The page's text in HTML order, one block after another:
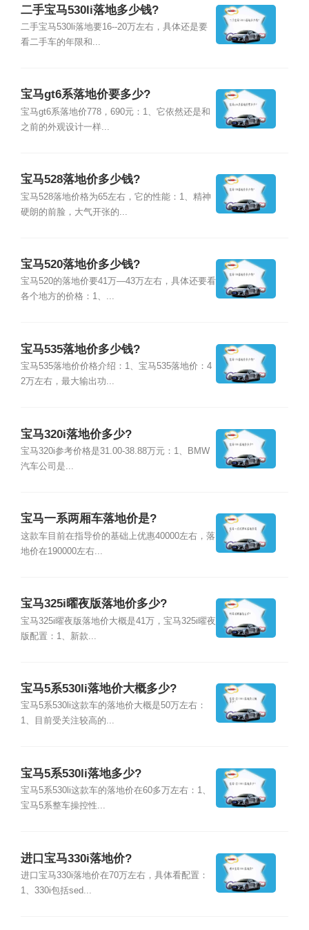
二手宝马530li落地多少钱?
二手宝马530li落地要16--20万左右，具体还是要
看二手车的年限和...
宝马gt6系落地价要多少?
宝马gt6系落地价778，690元：1、它依然还是和
之前的外观设计一样...
宝马528落地价多少钱?
宝马528落地价格为65左右，它的性能：1、精神
硬朗的前脸，大气开张的...
宝马520落地价多少钱?
宝马520的落地价要41万—43万左右，具体还要看
各个地方的价格：1、...
宝马535落地价多少钱?
宝马535落地价价格介绍：1、宝马535落地价：4
2万左右，最大输出功...
宝马320i落地价多少?
宝马320i参考价格是31.00-38.88万元：1、BMW
汽车公司是...
宝马一系两厢车落地价是?
这款车目前在指导价的基础上优惠40000左右，落
地价在190000左右...
宝马325i曜夜版落地价多少?
宝马325i曜夜版落地价大概是41万，宝马325i曜夜
版配置：1、新款...
宝马5系530li落地价大概多少?
宝马5系530li这款车的落地价大概是50万左右：
1、目前受关注较高的...
宝马5系530li落地多少?
宝马5系530li这款车的落地价在60多万左右：1、
宝马5系整车操控性...
进口宝马330i落地价?
进口宝马330i落地价在70万左右，具体看配置：
1、330i包括sed...